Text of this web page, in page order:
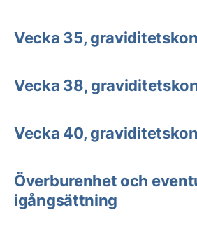
Vecka 35,
Vecka 38,
Vecka 40,
Överburenhet och
igångsättning